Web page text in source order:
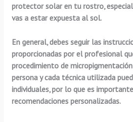
protector solar en tu rostro,
vas a estar expuesta al sol.
En general, debes seguir las
proporcionadas por el profesional
procedimiento de micropigmentación
persona y cada técnica utilizada
individuales, por lo que es
recomendaciones personalizadas.